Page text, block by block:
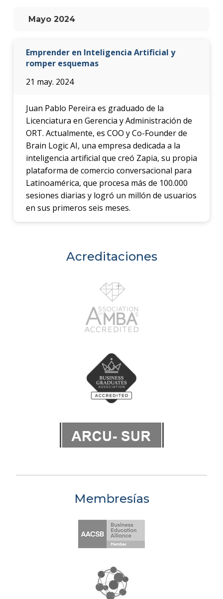
Mayo 2024
Emprender en Inteligencia Artificial y
romper esquemas
21 may. 2024
Juan Pablo Pereira es graduado de la
Licenciatura en Gerencia y Administración de
ORT. Actualmente, es COO y Co-Founder de
Brain Logic AI, una empresa dedicada a la
inteligencia artificial que creó Zapia, su propia
plataforma de comercio conversacional para
Latinoamérica, que procesa más de 100.000
sesiones diarias y logró un millón de usuarios
en sus primeros seis meses.
Acreditaciones
Membresías